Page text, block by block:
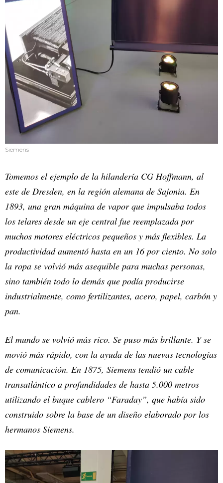
Siemens
Tomemos el ejemplo de la hilandería CG Hoffmann, al
este de Dresden, en la región alemana de Sajonia. En
1893, una gran máquina de vapor que impulsaba todos
los telares desde un eje central fue reemplazada por
muchos motores eléctricos pequeños y más flexibles. La
productividad aumentó hasta en un 16 por ciento. No solo
la ropa se volvió más asequible para muchas personas,
sino también todo lo demás que podía producirse
industrialmente, como fertilizantes, acero, papel, carbón y
pan.
El mundo se volvió más rico. Se puso más brillante. Y se
movió más rápido, con la ayuda de las nuevas tecnologías
de comunicación. En 1875, Siemens tendió un cable
transatlántico a profundidades de hasta 5.000 metros
utilizando el buque cablero “Faraday”, que había sido
construido sobre la base de un diseño elaborado por los
hermanos Siemens.